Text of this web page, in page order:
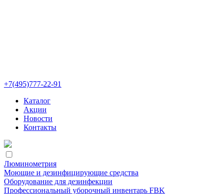
+7(495)777-22-91
Каталог
Акции
Новости
Контакты
Люминометрия
Моющие и дезинфицирующие средства
Оборудование для дезинфекции
Профессиональный уборочный инвентарь FBK